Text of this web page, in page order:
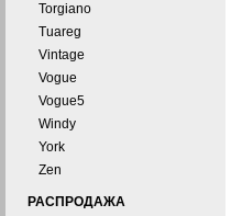
Torgiano
Tuareg
Vintage
Vogue
Vogue5
Windy
York
Zen
РАСПРОДАЖА